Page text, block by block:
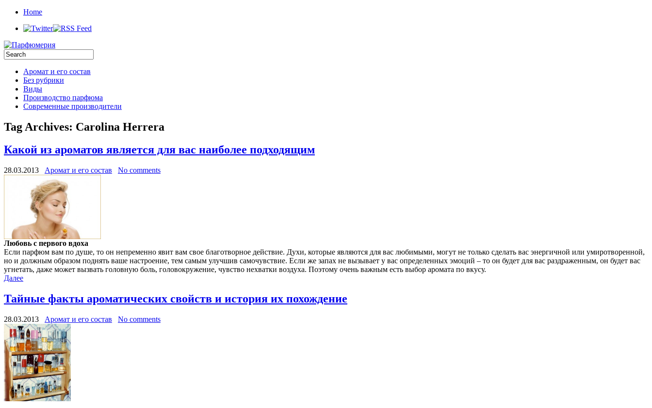
Home
Аромат и его состав
Без рубрики
Виды
Производство парфюма
Современные производители
Tag Archives: Carolina Herrera
Какой из ароматов является для вас наиболее подходящим
28.03.2013 Аромат и его состав No comments
Любовь с первого вдоха
Если парфюм вам по душе, то он непременно явит вам свое благотворное действие. Духи, которые являются для вас любимыми, могут не только сделать вас энергичной или умиротворенной,
но и должным образом поднять ваше настроение, тем самым улучшив самочувствие. Если же запах не вызывает у вас определенных эмоций – то он будет для вас раздраженным, он будет вас
угнетать, даже может вызвать головную боль, головокружение, чувство нехватки воздуха. Поэтому очень важным есть выбор аромата по вкусу.
Далее
Тайные факты ароматических свойств и история их похождение
28.03.2013 Аромат и его состав No comments